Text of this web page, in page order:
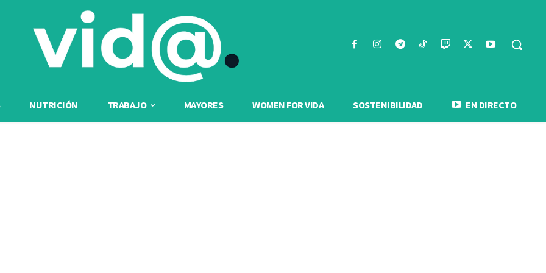
NUTRICIÓN TRABAJO MAYORES WOMEN FOR VIDA SOSTENIBILIDAD EN DIRECTO